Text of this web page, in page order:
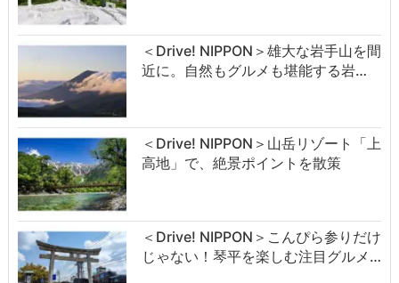
＜Drive! NIPPON＞雄大な岩手山を間
近に。自然もグルメも堪能する岩…
＜Drive! NIPPON＞山岳リゾート「上
高地」で、絶景ポイントを散策
＜Drive! NIPPON＞こんぴら参りだけ
じゃない！琴平を楽しむ注目グルメ…